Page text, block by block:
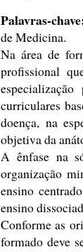
Palavras-
de Medicina.
Na área de
profissional
curriculares
doença, na
objetiva da
A ênfase na
organização
ensino
ensino
Conforme as
formado deve